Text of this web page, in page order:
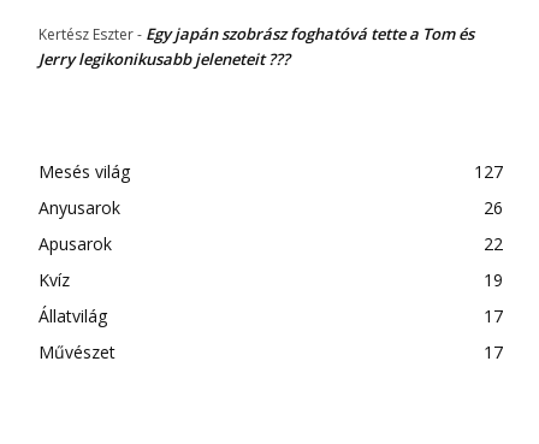
Kertész Eszter- Egy japán szobrász foghatóvá tette a Tom és
Jerry legikonikusabb jeleneteit ???
Mesés világ
127
Anyusarok
26
Apusarok
22
Kvíz
19
Állatvilág
17
Művészet
17